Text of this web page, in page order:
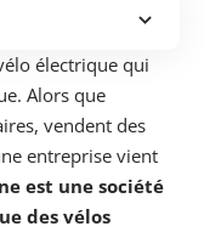
électrique qui
Alors que
vendent des
entreprise vient
est une société
des vélos